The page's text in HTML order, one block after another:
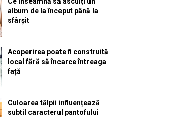
album de la început până la
sfârșit
Acoperirea poate fi construită
local fără să încarce întreaga
față
Culoarea tălpii influențează
subtil caracterul pantofului